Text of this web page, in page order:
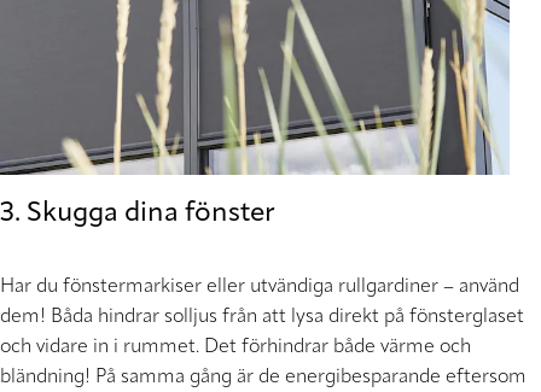
3. Skugga dina fönster
Har du fönstermarkiser eller utvändiga rullgardiner – använd
dem! Båda hindrar solljus från att lysa direkt på fönsterglaset
och vidare in i rummet. Det förhindrar både värme och
bländning! På samma gång är de energibesparande eftersom